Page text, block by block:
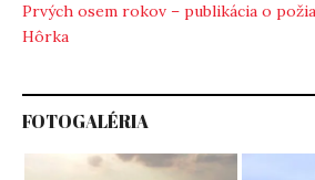
Prvých osem rokov – publikácia o
Hôrka
FOTOGALÉRIA